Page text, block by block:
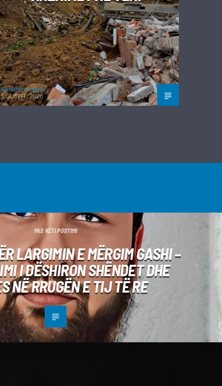
Kushtrim Guraj
5 GUSHT, 2026
PAS KËTI POSTIMI
LARGIMIN E MËRGIM GASHI –
I DËSHIRON SHËNDET DHE
NË RRUGËN E TIJ TË RE